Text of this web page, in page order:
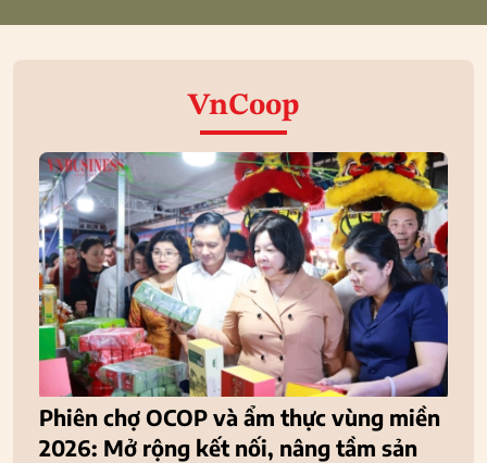
VnCoop
Phiên chợ OCOP và ẩm thực vùng miền
2026: Mở rộng kết nối, nâng tầm sản